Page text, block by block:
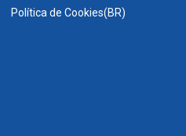
Política de Cookies(BR)